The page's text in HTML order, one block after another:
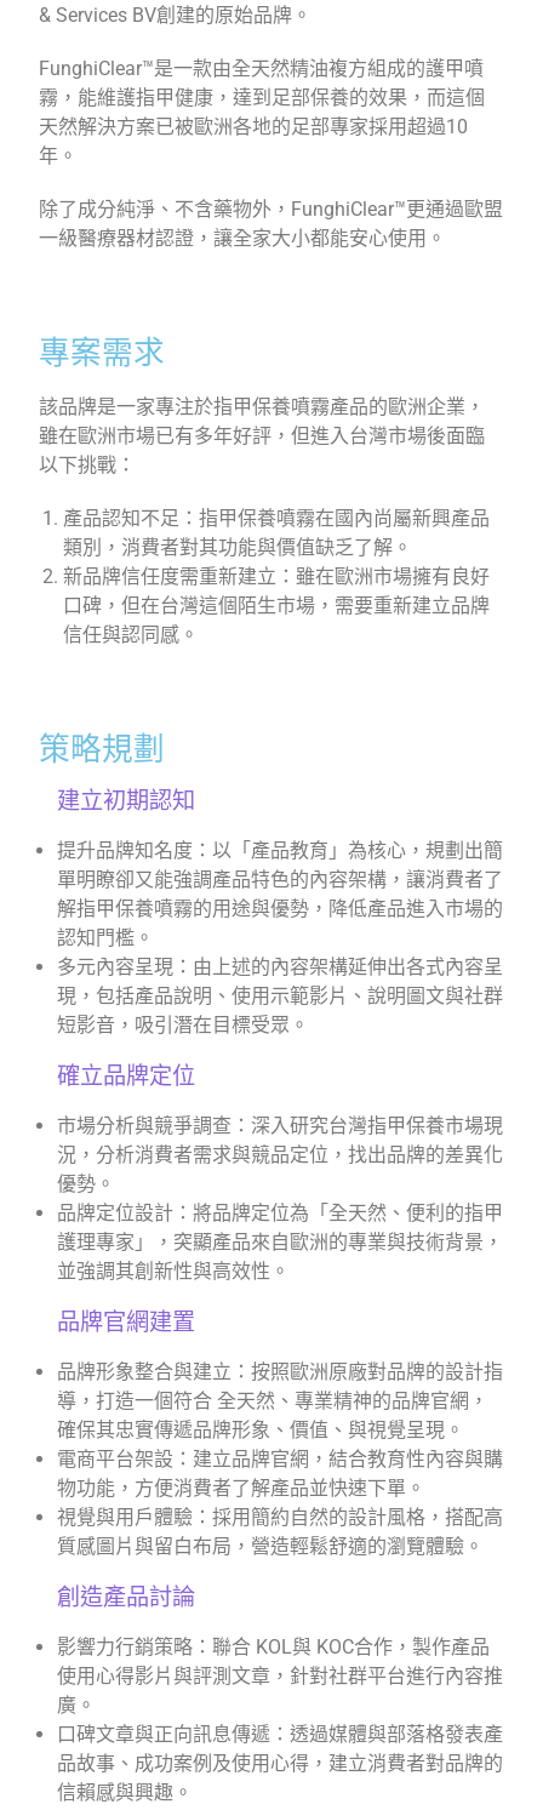
& Services BV創建的原始品牌。
FunghiClear™是一款由全天然精油複方組成的護甲噴
霧，能維護指甲健康，達到足部保養的效果，而這個
天然解決方案已被歐洲各地的足部專家採用超過10
年。
除了成分純淨、不含藥物外，FunghiClear™更通過歐盟
一級醫療器材認證，讓全家大小都能安心使用。
專案需求
該品牌是一家專注於指甲保養噴霧產品的歐洲企業，
雖在歐洲市場已有多年好評，但進入台灣市場後面臨
以下挑戰：
產品認知不足：指甲保養噴霧在國內尚屬新興產品
類別，消費者對其功能與價值缺乏了解。
新品牌信任度需重新建立：雖在歐洲市場擁有良好
口碑，但在台灣這個陌生市場，需要重新建立品牌
信任與認同感。
策略規劃
建立初期認知
提升品牌知名度：以「產品教育」為核心，規劃出簡
單明瞭卻又能強調產品特色的內容架構，讓消費者了
解指甲保養噴霧的用途與優勢，降低產品進入市場的
認知門檻。
多元內容呈現：由上述的內容架構延伸出各式內容呈
現，包括產品說明、使用示範影片、說明圖文與社群
短影音，吸引潛在目標受眾。
確立品牌定位
市場分析與競爭調查：深入研究台灣指甲保養市場現
況，分析消費者需求與競品定位，找出品牌的差異化
優勢。
品牌定位設計：將品牌定位為「全天然、便利的指甲
護理專家」，突顯產品來自歐洲的專業與技術背景，
並強調其創新性與高效性。
品牌官網建置
品牌形象整合與建立：按照歐洲原廠對品牌的設計指
導，打造一個符合 全天然、專業精神的品牌官網，
確保其忠實傳遞品牌形象、價值、與視覺呈現。
電商平台架設：建立品牌官網，結合教育性內容與購
物功能，方便消費者了解產品並快速下單。
視覺與用戶體驗：採用簡約自然的設計風格，搭配高
質感圖片與留白布局，營造輕鬆舒適的瀏覽體驗。
創造產品討論
影響力行銷策略：聯合 KOL與 KOC合作，製作產品
使用心得影片與評測文章，針對社群平台進行內容推
廣。
口碑文章與正向訊息傳遞：透過媒體與部落格發表產
品故事、成功案例及使用心得，建立消費者對品牌的
信賴感與興趣。